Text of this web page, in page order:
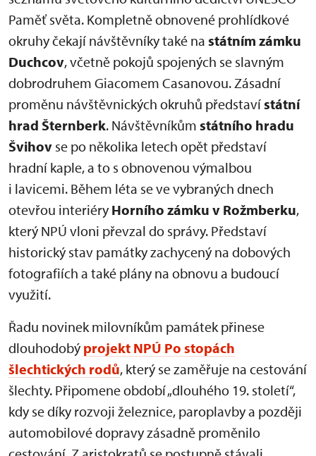
Paměť světa. Kompletně obnovené prohlídkové
okruhy čekají návštěvníky také na státním zámku
Duchcov, včetně pokojů spojených se slavným
dobrodruhem Giacomem Casanovou. Zásadní
proměnu návštěvnických okruhů představístátní
hrad Šternberk. Návštěvníkům státního hradu
Švihov se po několika letech opět představí
hradní kaple, a to s obnovenou výmalbou
i lavicemi. Během léta se ve vybraných dnech
otevřou interiéry Horního zámku v Rožmberku,
který NPÚ vloni převzal do správy. Představí
historický stav památky zachycený na dobových
fotografiích a také plány na obnovu a budoucí
využití.
Řadu novinek milovníkům památek přinese
dlouhodobý projekt NPÚ Po stopách
šlechtických rodů, který se zaměřuje na cestování
šlechty. Připomene období „dlouhého 19. století“,
kdy se díky rozvoji železnice, paroplavby a později
automobilové dopravy zásadně proměnilo